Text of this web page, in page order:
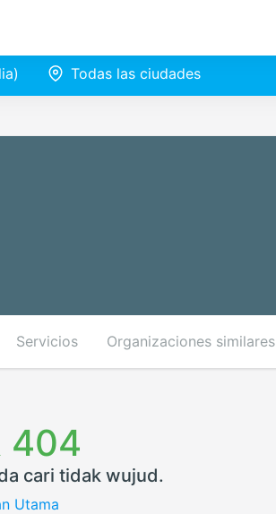
Todas las ciudades
Servicios Organizaciones similares
404
cari tidak wujud.
Utama